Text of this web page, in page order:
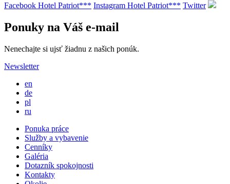
Facebook Hotel Patriot*** Instagram Hotel Patriot*** Twitter
Ponuky na Váš e-mail
Nenechajte si ujsť žiadnu z našich ponúk.
Newsletter
en
de
pl
ru
Ponuka práce
Služby a vybavenie
Cenníky
Galéria
Dotazník spokojnosti
Kontakty